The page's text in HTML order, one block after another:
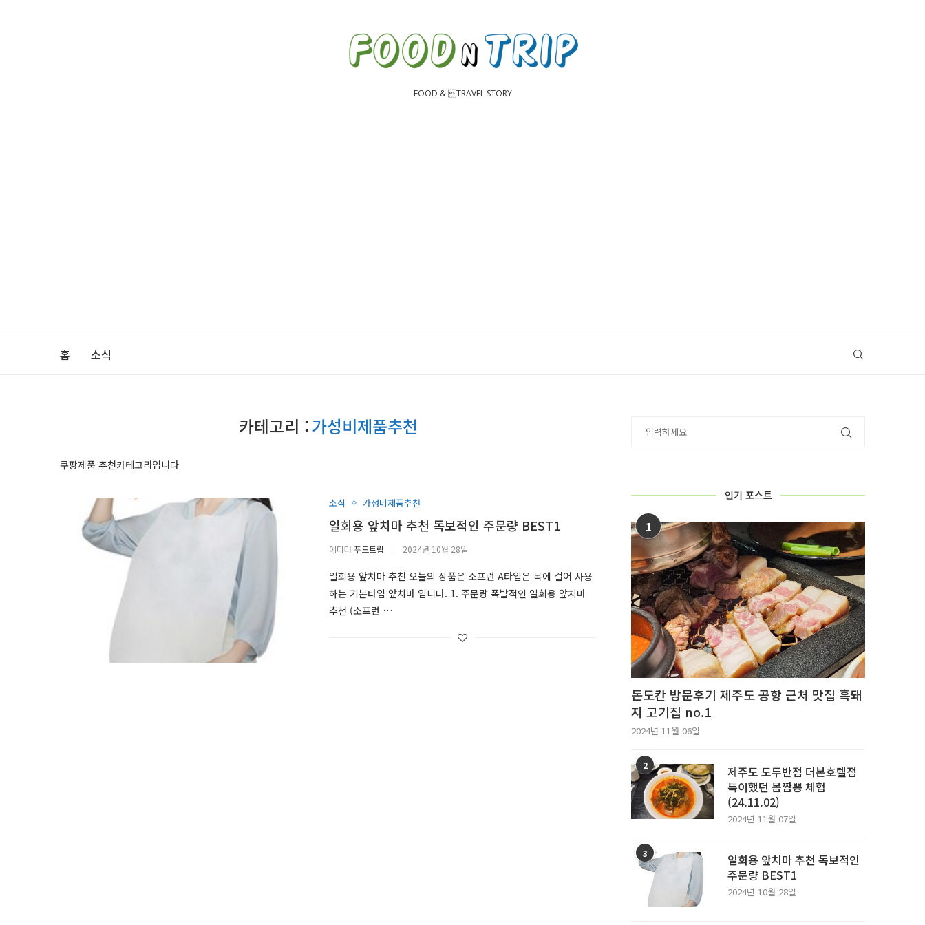
FOOD & TRAVEL STORY
홈 소식
카테고리 :가성비제품추천
쿠팡제품 추천카테고리입니다
소식 가성비제품추천
일회용 앞치마 추천 독보적인 주문량 BEST1
에디터 푸드트립 2024년 10월 28일
일회용 앞치마 추천 오늘의 상품은 소프런 A타입은 목에 걸어 사용
하는 기본타입 앞치마 입니다. 1. 주문량 폭발적인 일회용 앞치마
추천 (소프런 …
인기 포스트
1
돈도칸 방문후기 제주도 공항 근처 맛집 흑돼
지 고기집 no.1
2024년 11월 06일
2
제주도 도두반점 더본호텔점
특이했던 몸짬뽕 체험
(24.11.02)
2024년 11월 07일
3
일회용 앞치마 추천 독보적인
주문량 BEST1
2024년 10월 28일